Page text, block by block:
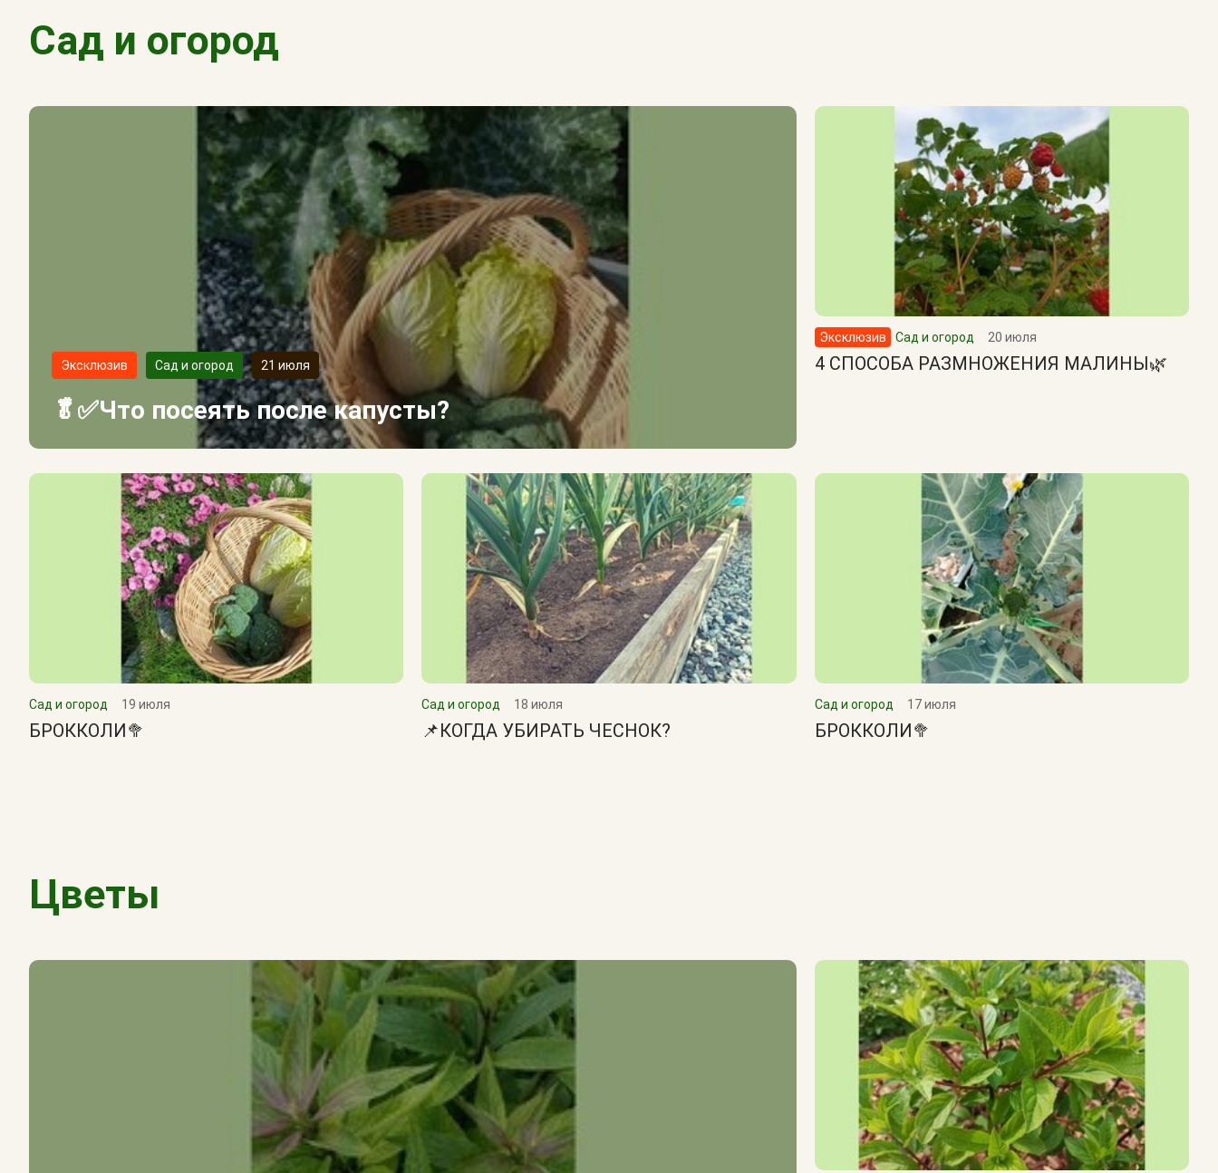
Сад и огород
Эксклюзив Сад и огород 21 июля
🥬✅Что посеять после капусты?
Эксклюзив Сад и огород 20 июля
4 СПОСОБА РАЗМНОЖЕНИЯ МАЛИНЫ🌿
Сад и огород 19 июля
БРОККОЛИ🥦
Сад и огород 18 июля
📌КОГДА УБИРАТЬ ЧЕСНОК?
Сад и огород 17 июля
БРОККОЛИ🥦
Цветы